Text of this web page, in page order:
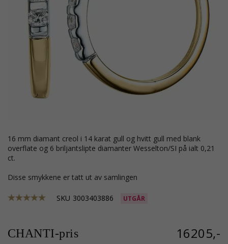
16 mm diamant creol i 14 karat gull og hvitt gull med blank
overflate og 6 briljantslipte diamanter Wesselton/SI på ialt 0,21
ct.
Disse smykkene er tatt ut av samlingen
SKU 3003403886 UTGÅR
CHANTI-pris 16205,-